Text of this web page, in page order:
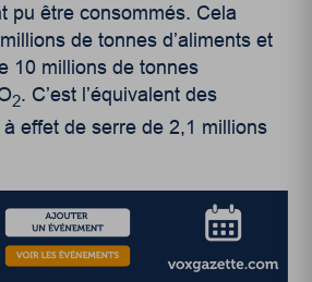
pu être consommés. Cela
de tonnes d’aliments et
10 millions de tonnes
2. C’est l’équivalent des
effet de serre de 2,1 millions